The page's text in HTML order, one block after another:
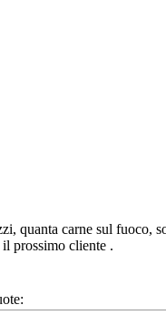
quanta carne sul fuoco,
prossimo cliente .